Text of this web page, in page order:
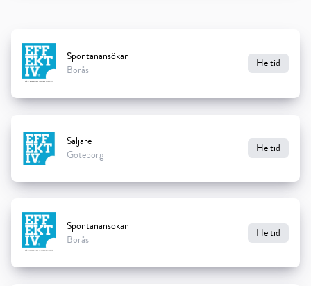
Spontanansökan
Borås
Heltid
Säljare
Göteborg
Heltid
Spontanansökan
Borås
Heltid